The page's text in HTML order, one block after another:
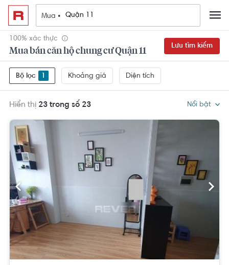
Mua •
100% xác thực
Mua bán căn hộ chung cư Quận 11
Lưu tìm kiếm
Bộ lọc 1 Khoảng giá Diện tích
Hiển thị 23 trong số 23 Nổi bật